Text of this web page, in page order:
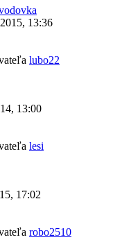
13:36
lubo22
13:00
lesi
17:02
robo2510